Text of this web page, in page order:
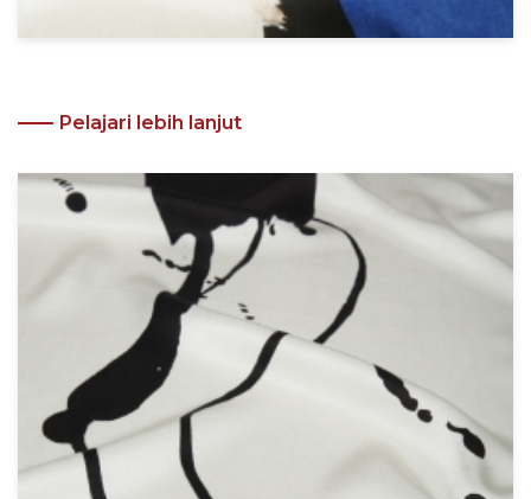
Pelajari lebih lanjut